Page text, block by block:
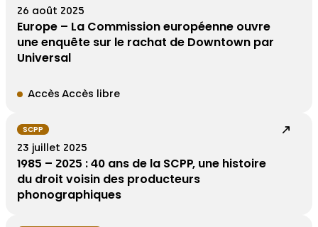
26 août 2025
Europe – La Commission européenne ouvre
une enquête sur le rachat de Downtown par
Universal
Accès Accès libre
SCPP
23 juillet 2025
1985 – 2025 : 40 ans de la SCPP, une histoire
du droit voisin des producteurs
phonographiques